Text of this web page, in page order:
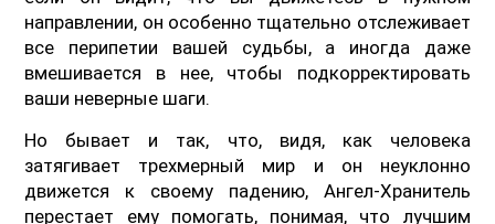
направлении, он особенно тщательно отслеживает
все перипетии вашей судьбы, а иногда даже
вмешивается в нее, чтобы подкорректировать
ваши неверные шаги.
Но бывает и так, что, видя, как человека
затягивает трехмерный мир и он неуклонно
движется к своему падению, Ангел-Хранитель
перестает ему помогать, понимая, что лучшим